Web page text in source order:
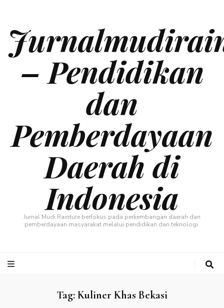
– Pendidikan
dan
Pemberdayaan
Daerah di
Indonesia
Jurnal Mudi Rainture berfokus pada perkembangan daerah dan
pemberdayaan masyarakat melalui pendidikan dan teknologi.
Tag:Kuliner Khas Bekasi